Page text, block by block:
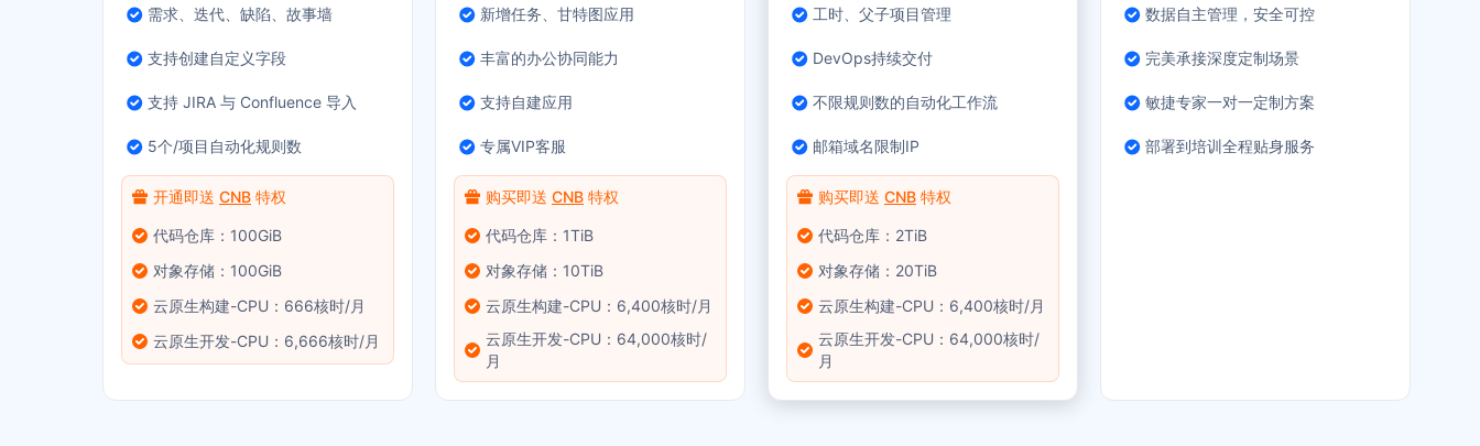
需求、迭代、缺陷、故事墙
支持创建自定义字段
支持 JIRA 与 Confluence 导入
5个/项目自动化规则数
开通即送 CNB 特权
代码仓库：100GiB
对象存储：100GiB
云原生构建-CPU：666核时/月
云原生开发-CPU：6,666核时/月
新增任务、甘特图应用
丰富的办公协同能力
支持自建应用
专属VIP客服
购买即送 CNB 特权
代码仓库：1TiB
对象存储：10TiB
云原生构建-CPU：6,400核时/月
云原生开发-CPU：64,000核时/
月
工时、父子项目管理
DevOps持续交付
不限规则数的自动化工作流
邮箱域名限制IP
购买即送 CNB 特权
代码仓库：2TiB
对象存储：20TiB
云原生构建-CPU：6,400核时/月
云原生开发-CPU：64,000核时/
月
数据自主管理，安全可控
完美承接深度定制场景
敏捷专家一对一定制方案
部署到培训全程贴身服务